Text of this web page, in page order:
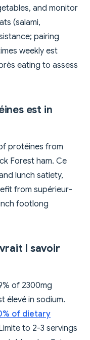
and monitor
(salami,
pairing
weekly est
eating to assess
est in
protéines from
Forest ham. Ce
lunch satiety,
from supérieur-
footlong
I savoir
of 2300mg
élevé in sodium.
of dietary
to 2-3 servings